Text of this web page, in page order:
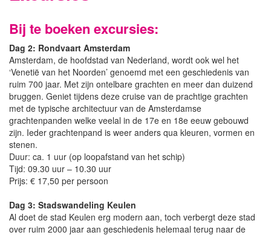
Bij te boeken excursies:
Dag 2: Rondvaart Amsterdam
Amsterdam, de hoofdstad van Nederland, wordt ook wel het
‘Venetië van het Noorden’ genoemd met een geschiedenis van
ruim 700 jaar. Met zijn ontelbare grachten en meer dan duizend
bruggen. Geniet tijdens deze cruise van de prachtige grachten
met de typische architectuur van de Amsterdamse
grachtenpanden welke veelal in de 17e en 18e eeuw gebouwd
zijn. Ieder grachtenpand is weer anders qua kleuren, vormen en
stenen.
Duur: ca. 1 uur (op loopafstand van het schip)
Tijd: 09.30 uur – 10.30 uur
Prijs: € 17,50 per persoon
Dag 3: Stadswandeling Keulen
Al doet de stad Keulen erg modern aan, toch verbergt deze stad
over ruim 2000 jaar aan geschiedenis helemaal terug naar de